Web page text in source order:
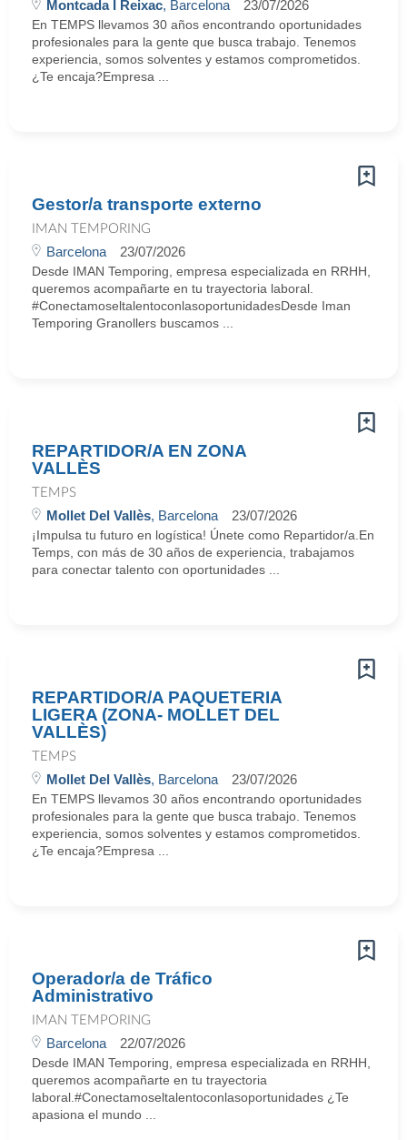
Montcada I Reixac, Barcelona 23/07/2026
En TEMPS llevamos 30 años encontrando oportunidades
profesionales para la gente que busca trabajo. Tenemos
experiencia, somos solventes y estamos comprometidos.
¿Te encaja?Empresa ...
Gestor/a transporte externo
IMAN TEMPORING
Barcelona 23/07/2026
Desde IMAN Temporing, empresa especializada en RRHH,
queremos acompañarte en tu trayectoria laboral.
#ConectamoseltalentoconlasoportunidadesDesde Iman
Temporing Granollers buscamos ...
REPARTIDOR/A EN ZONA
VALLÈS
TEMPS
Mollet Del Vallès, Barcelona 23/07/2026
¡Impulsa tu futuro en logística! Únete como Repartidor/a.En
Temps, con más de 30 años de experiencia, trabajamos
para conectar talento con oportunidades ...
REPARTIDOR/A PAQUETERIA
LIGERA (ZONA- MOLLET DEL
VALLÈS)
TEMPS
Mollet Del Vallès, Barcelona 23/07/2026
En TEMPS llevamos 30 años encontrando oportunidades
profesionales para la gente que busca trabajo. Tenemos
experiencia, somos solventes y estamos comprometidos.
¿Te encaja?Empresa ...
Operador/a de Tráfico
Administrativo
IMAN TEMPORING
Barcelona 22/07/2026
Desde IMAN Temporing, empresa especializada en RRHH,
queremos acompañarte en tu trayectoria
laboral.#Conectamoseltalentoconlasoportunidades ¿Te
apasiona el mundo ...